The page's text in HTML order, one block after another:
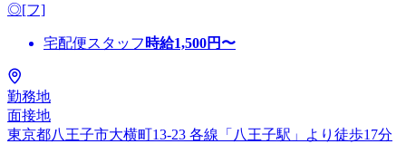
◎[フ]
宅配便スタッフ 時給1,500円〜
勤務地
面接地
東京都八王子市大横町13-23 各線「八王子駅」より徒歩17分